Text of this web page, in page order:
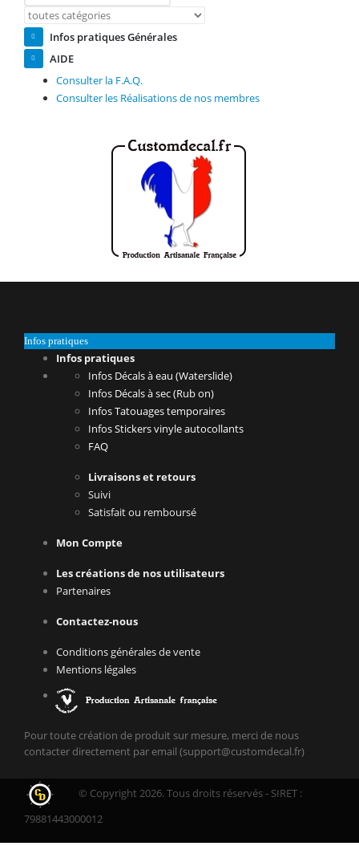
Infos pratiques Générales
AIDE
Consulter la F.A.Q.
Consulter les Réalisations de nos membres
Infos pratiques
Infos pratiques
Infos Décals à eau (Waterslide)
Infos Décals à sec (Rub on)
Infos Tatouages temporaires
Infos Stickers vinyle autocollants
FAQ
Livraisons et retours
Suivi
Satisfait ou remboursé
Mon Compte
Les créations de nos utilisateurs
Partenaires
Contactez-nous
Conditions générales de vente
Mentions légales
Pour toute création de produit sur mesure, merci de nous
contacter directement par email (support@customdecal.fr)
© Copyright 2026. Tous droits réservés - SIRET :
79881443000012